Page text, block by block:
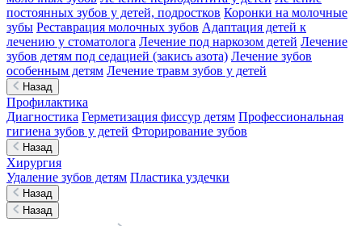
постоянных зубов у детей, подростков Коронки на молочные
зубы Реставрация молочных зубов Адаптация детей к
лечению у стоматолога Лечение под наркозом детей Лечение
зубов детям под седацией (закись азота) Лечение зубов
особенным детям Лечение травм зубов у детей
Назад
Профилактика
Диагностика Герметизация фиссур детям Профессиональная
гигиена зубов у детей Фторирование зубов
Назад
Хирургия
Удаление зубов детям Пластика уздечки
Назад
Назад